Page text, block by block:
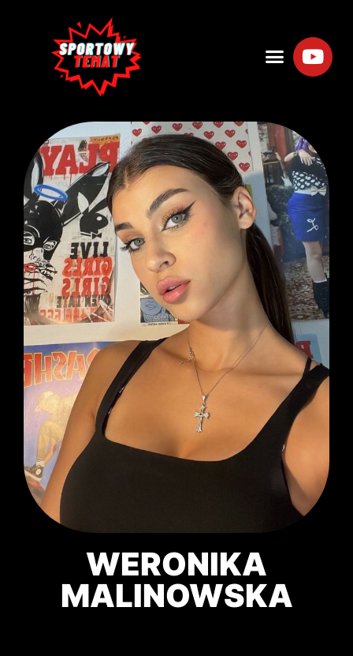
WERONIKA
MALINOWSKA